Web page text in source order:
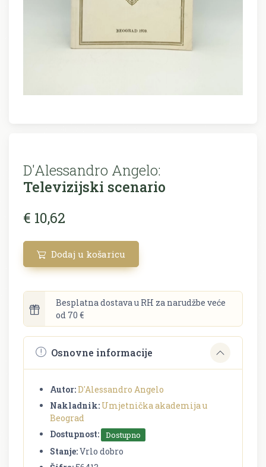
D'Alessandro Angelo:
Televizijski scenario
€ 10,62
Dodaj u košaricu
Besplatna dostava u RH za narudžbe veće
od 70 €
Osnovne informacije
Autor:D'Alessandro Angelo
Nakladnik: Umjetnička akademija u
Beograd
Dostupnost:
Dostupno
Stanje:Vrlo dobro